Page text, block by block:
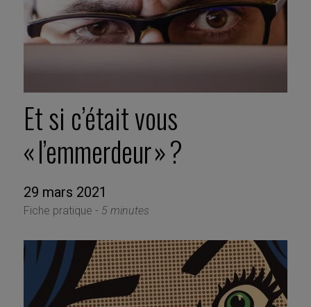
Et si c’était vous
« l’emmerdeur » ?
29 mars 2021
Fiche pratique - 5 minutes